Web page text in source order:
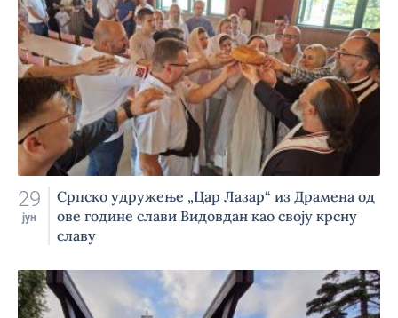
29
јун
Српско удружење „Цар Лазар“ из Драмена од
ове године слави Видовдан као своју крсну
славу